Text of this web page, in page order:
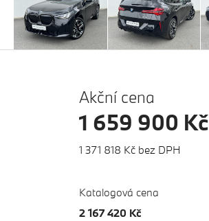
Akční cena
1 659 900 Kč
1 371 818 Kč bez DPH
Katalogová cena
2 167 420 Kč